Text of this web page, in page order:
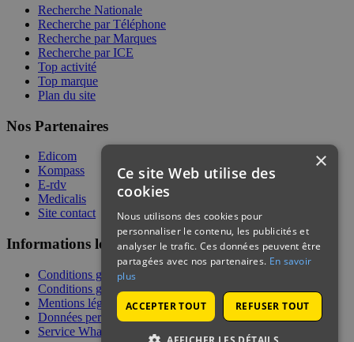
Recherche Nationale
Recherche par Téléphone
Recherche par Marques
Recherche par ICE
Top activité
Top marque
Plan du site
Nos Partenaires
Edicom
Kompass
E-rdv
Medicalis
Site contact
Informations légales
Conditions générales de services
Conditions générales de vente
Mentions légales
Données personnelles
Service WhatsApp
×
Ce site Web utilise des
cookies
Nous utilisons des cookies pour
personnaliser le contenu, les publicités et
analyser le trafic. Ces données peuvent être
partagées avec nos partenaires. En savoir
plus
ACCEPTER TOUT REFUSER TOUT